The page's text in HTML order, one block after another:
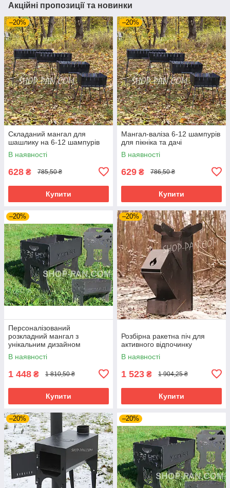
Акційні пропозиції та новинки
–20%
Складаний мангал для
шашлику на 6-12 шампурів
В наявності
628 ₴ 785,50 ₴
Купити
–20%
Мангал-валіза 6-12 шампурів
для пікніка та дачі
В наявності
629 ₴ 786,50 ₴
Купити
–20%
Персоналізований
розкладний мангал з
унікальним дизайном
В наявності
1 448 ₴ 1 810,50 ₴
Купити
–20%
Розбірна ракетна піч для
активного відпочинку
В наявності
1 523 ₴ 1 904,25 ₴
Купити
–20% –20%